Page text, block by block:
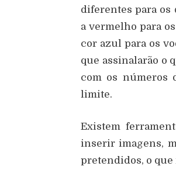
diferentes para os
a vermelho para
cor azul para os
que assinalarão o
com os números
limite.
Existem
inserir imagens,
pretendidos, o que